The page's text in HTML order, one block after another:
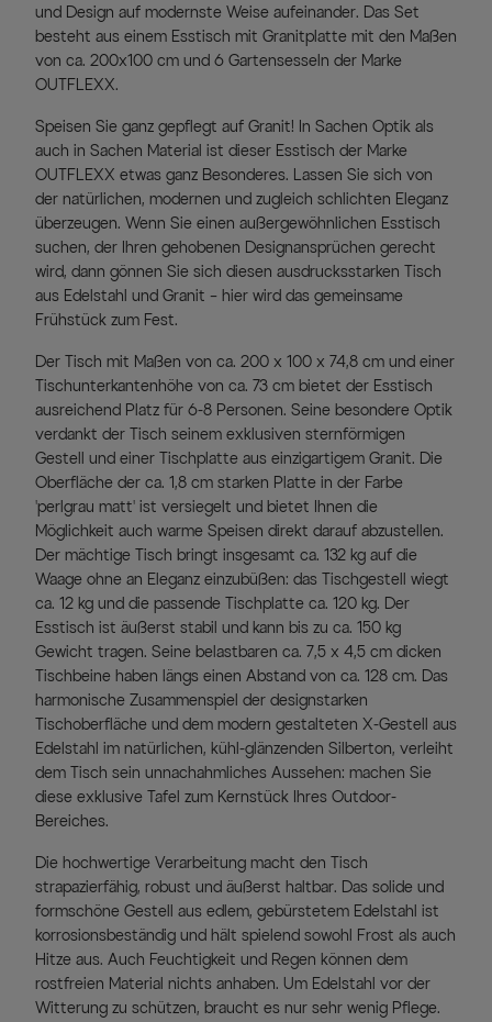
und Design auf modernste Weise aufeinander. Das Set
besteht aus einem Esstisch mit Granitplatte mit den Maßen
von ca. 200x100 cm und 6 Gartensesseln der Marke
OUTFLEXX.
Speisen Sie ganz gepflegt auf Granit! In Sachen Optik als
auch in Sachen Material ist dieser Esstisch der Marke
OUTFLEXX etwas ganz Besonderes. Lassen Sie sich von
der natürlichen, modernen und zugleich schlichten Eleganz
überzeugen. Wenn Sie einen außergewöhnlichen Esstisch
suchen, der Ihren gehobenen Designansprüchen gerecht
wird, dann gönnen Sie sich diesen ausdrucksstarken Tisch
aus Edelstahl und Granit – hier wird das gemeinsame
Frühstück zum Fest.
Der Tisch mit Maßen von ca. 200 x 100 x 74,8 cm und einer
Tischunterkantenhöhe von ca. 73 cm bietet der Esstisch
ausreichend Platz für 6-8 Personen. Seine besondere Optik
verdankt der Tisch seinem exklusiven sternförmigen
Gestell und einer Tischplatte aus einzigartigem Granit. Die
Oberfläche der ca. 1,8 cm starken Platte in der Farbe
'perlgrau matt' ist versiegelt und bietet Ihnen die
Möglichkeit auch warme Speisen direkt darauf abzustellen.
Der mächtige Tisch bringt insgesamt ca. 132 kg auf die
Waage ohne an Eleganz einzubüßen: das Tischgestell wiegt
ca. 12 kg und die passende Tischplatte ca. 120 kg. Der
Esstisch ist äußerst stabil und kann bis zu ca. 150 kg
Gewicht tragen. Seine belastbaren ca. 7,5 x 4,5 cm dicken
Tischbeine haben längs einen Abstand von ca. 128 cm. Das
harmonische Zusammenspiel der designstarken
Tischoberfläche und dem modern gestalteten X-Gestell aus
Edelstahl im natürlichen, kühl-glänzenden Silberton, verleiht
dem Tisch sein unnachahmliches Aussehen: machen Sie
diese exklusive Tafel zum Kernstück Ihres Outdoor-
Bereiches.
Die hochwertige Verarbeitung macht den Tisch
strapazierfähig, robust und äußerst haltbar. Das solide und
formschöne Gestell aus edlem, gebürstetem Edelstahl ist
korrosionsbeständig und hält spielend sowohl Frost als auch
Hitze aus. Auch Feuchtigkeit und Regen können dem
rostfreien Material nichts anhaben. Um Edelstahl vor der
Witterung zu schützen, braucht es nur sehr wenig Pflege.